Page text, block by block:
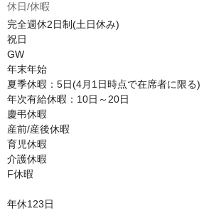
休日/休暇
完全週休2日制(土日休み)
祝日
GW
年末年始
夏季休暇：5日(4月1日時点で在席者に限る)
年次有給休暇：10日～20日
慶弔休暇
産前/産後休暇
育児休暇
介護休暇
F休暇
年休123日